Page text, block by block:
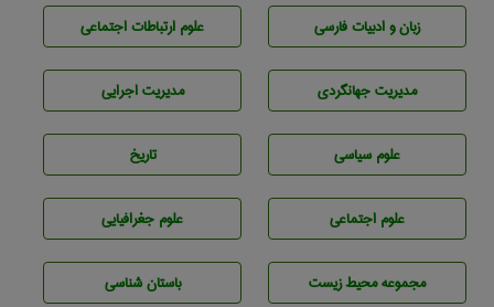
زبان و ادبيات فارسی علوم ارتباطات اجتماعی
مديريت جهانگردی مديريت اجرايی
علوم سياسی تاريخ
علوم اجتماعی علوم جغرافيايی
مجموعه محيط زيست باستان شناسی